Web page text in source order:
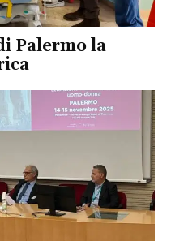
Palermo la